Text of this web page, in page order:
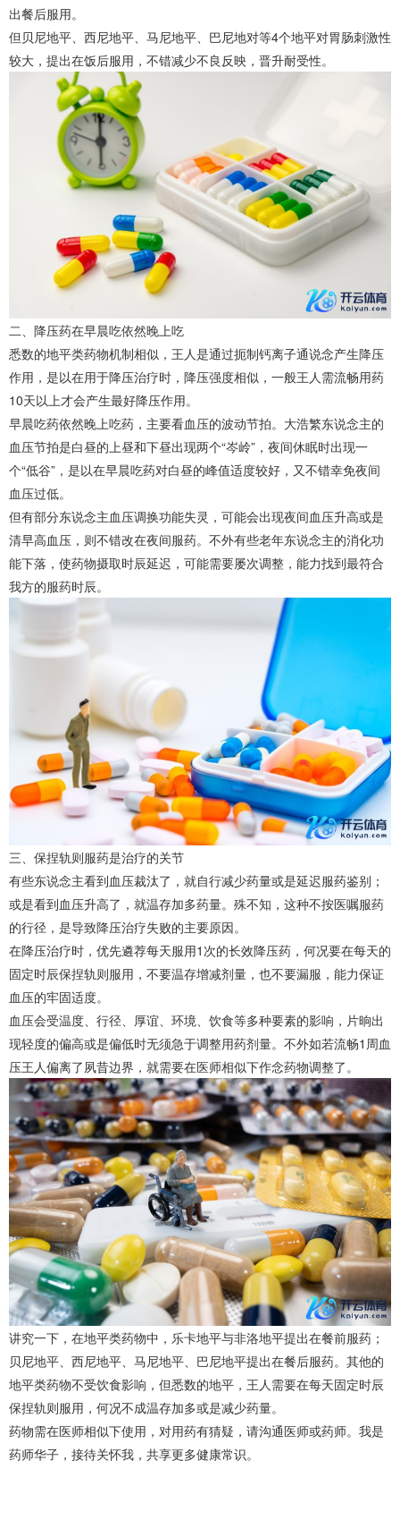
出餐后服用。
但贝尼地平、西尼地平、马尼地平、巴尼地对等4个地平对胃肠刺激性
较大，提出在饭后服用，不错减少不良反映，晋升耐受性。
二、降压药在早晨吃依然晚上吃
悉数的地平类药物机制相似，王人是通过扼制钙离子通说念产生降压
作用，是以在用于降压治疗时，降压强度相似，一般王人需流畅用药
10天以上才会产生最好降压作用。
早晨吃药依然晚上吃药，主要看血压的波动节拍。大浩繁东说念主的
血压节拍是白昼的上昼和下昼出现两个“岑岭”，夜间休眠时出现一
个“低谷”，是以在早晨吃药对白昼的峰值适度较好，又不错幸免夜间
血压过低。
但有部分东说念主血压调换功能失灵，可能会出现夜间血压升高或是
清早高血压，则不错改在夜间服药。不外有些老年东说念主的消化功
能下落，使药物摄取时辰延迟，可能需要屡次调整，能力找到最符合
我方的服药时辰。
三、保捏轨则服药是治疗的关节
有些东说念主看到血压裁汰了，就自行减少药量或是延迟服药鉴别；
或是看到血压升高了，就温存加多药量。殊不知，这种不按医嘱服药
的行径，是导致降压治疗失败的主要原因。
在降压治疗时，优先遴荐每天服用1次的长效降压药，何况要在每天的
固定时辰保捏轨则服用，不要温存增减剂量，也不要漏服，能力保证
血压的牢固适度。
血压会受温度、行径、厚谊、环境、饮食等多种要素的影响，片晌出
现轻度的偏高或是偏低时无须急于调整用药剂量。不外如若流畅1周血
压王人偏离了夙昔边界，就需要在医师相似下作念药物调整了。
讲究一下，在地平类药物中，乐卡地平与非洛地平提出在餐前服药；
贝尼地平、西尼地平、马尼地平、巴尼地平提出在餐后服药。其他的
地平类药物不受饮食影响，但悉数的地平，王人需要在每天固定时辰
保捏轨则服用，何况不成温存加多或是减少药量。
药物需在医师相似下使用，对用药有猜疑，请沟通医师或药师。我是
药师华子，接待关怀我，共享更多健康常识。